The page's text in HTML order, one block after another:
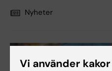
Nyheter
Vi använder